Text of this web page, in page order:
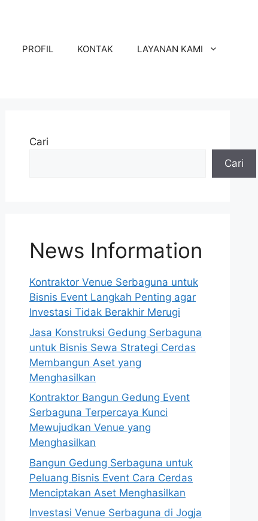
PROFIL KONTAK LAYANAN KAMI
Cari
Cari
News Information
Kontraktor Venue Serbaguna untuk
Bisnis Event Langkah Penting agar
Investasi Tidak Berakhir Merugi
Jasa Konstruksi Gedung Serbaguna
untuk Bisnis Sewa Strategi Cerdas
Membangun Aset yang
Menghasilkan
Kontraktor Bangun Gedung Event
Serbaguna Terpercaya Kunci
Mewujudkan Venue yang
Menghasilkan
Bangun Gedung Serbaguna untuk
Peluang Bisnis Event Cara Cerdas
Menciptakan Aset Menghasilkan
Investasi Venue Serbaguna di Jogja